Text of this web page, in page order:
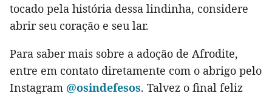
tocado pela história dessa lindinha, considere
abrir seu coração e seu lar.
Para saber mais sobre a adoção de Afrodite,
entre em contato diretamente com o abrigo pelo
Instagram @osindefesos. Talvez o final feliz